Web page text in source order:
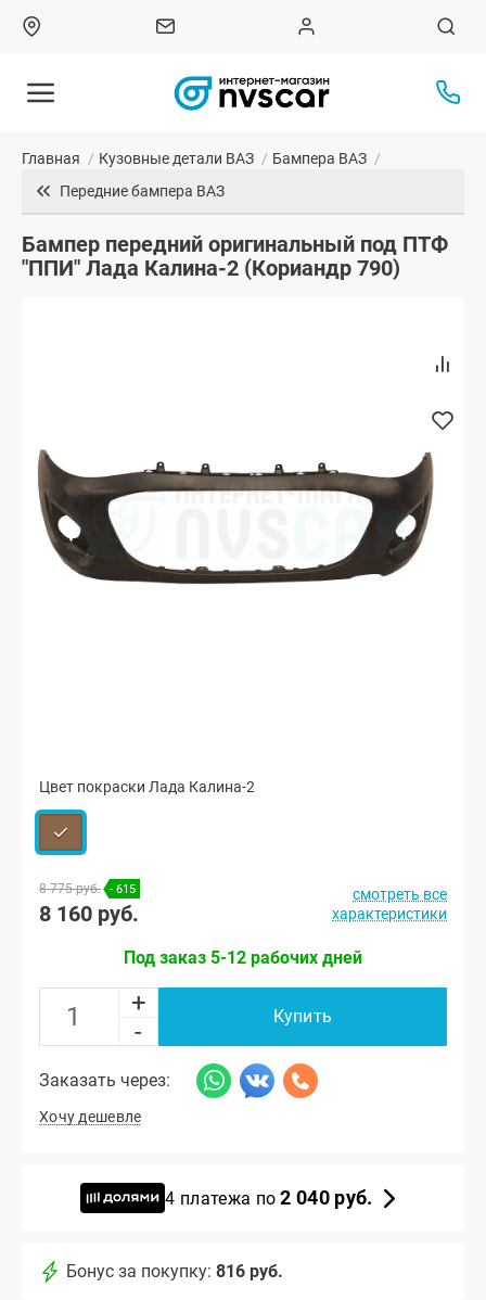
Главная / Кузовные детали ВАЗ / Бампера ВАЗ /
Передние бампера ВАЗ
Бампер передний оригинальный под ПТФ
"ППИ" Лада Калина-2 (Кориандр 790)
Цвет покраски Лада Калина-2
8 775 руб. - 615
8 160 руб.
смотреть все
характеристики
Под заказ 5-12 рабочих дней
+
-
Купить
Заказать через:
Хочу дешевле
4 платежа по2 040 руб.
Бонус за покупку: 816 руб.